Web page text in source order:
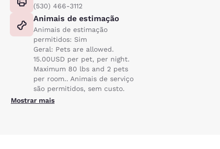
(530) 466-3112
Animais de estimação
Animais de estimação
permitidos: Sim
Geral: Pets are allowed.
15.00USD per pet, per night.
Maximum 80 lbs and 2 pets
per room.. Animais de serviço
são permitidos, sem custo.
Mostrar mais